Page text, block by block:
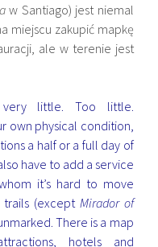
w Santiago) jest niemal
miejscu zakupić mapkę
ale w terenie jest
little. Too little.
own physical condition,
a half or a full day of
have to add a service
it’s hard to move
(exceptMirador of
There is a map
hotels and